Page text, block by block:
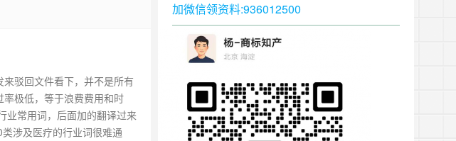
驳回文件看下，并不是所有
极低，等于浪费费用和时
业常用词，后面加的翻译过来
涉及医疗的行业词很难通
加微信领资料:936012500